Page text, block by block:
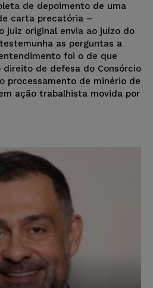
de depoimento de uma
carta precatória –
juiz original envia ao juízo do
as perguntas a
foi o de que
direito de defesa do Consórcio
processamento de minério de
ação trabalhista movida por